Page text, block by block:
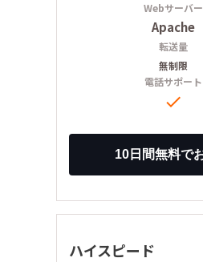
Webサーバー
Apache
転送量
無制限
電話サポート

ハイスピード